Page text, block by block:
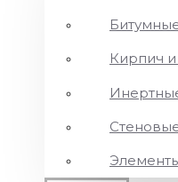
Кирпич